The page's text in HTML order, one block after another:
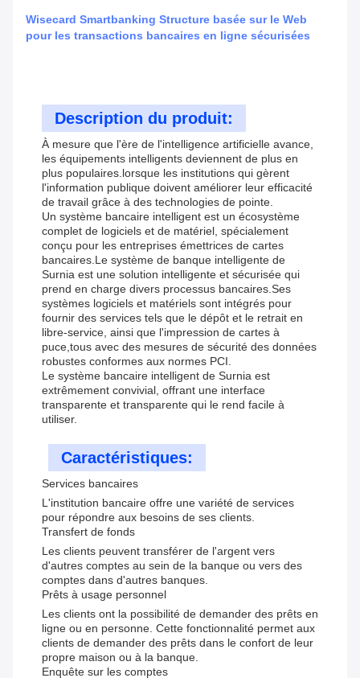
Wisecard Smartbanking Structure basée sur le Web
pour les transactions bancaires en ligne sécurisées
Description du produit:
À mesure que l'ère de l'intelligence artificielle avance,
les équipements intelligents deviennent de plus en
plus populaires.lorsque les institutions qui gèrent
l'information publique doivent améliorer leur efficacité
de travail grâce à des technologies de pointe.
Un système bancaire intelligent est un écosystème
complet de logiciels et de matériel, spécialement
conçu pour les entreprises émettrices de cartes
bancaires.Le système de banque intelligente de
Surnia est une solution intelligente et sécurisée qui
prend en charge divers processus bancaires.Ses
systèmes logiciels et matériels sont intégrés pour
fournir des services tels que le dépôt et le retrait en
libre-service, ainsi que l'impression de cartes à
puce,tous avec des mesures de sécurité des données
robustes conformes aux normes PCI.
Le système bancaire intelligent de Surnia est
extrêmement convivial, offrant une interface
transparente et transparente qui le rend facile à
utiliser.
Caractéristiques:
Services bancaires
L'institution bancaire offre une variété de services
pour répondre aux besoins de ses clients.
Transfert de fonds
Les clients peuvent transférer de l'argent vers
d'autres comptes au sein de la banque ou vers des
comptes dans d'autres banques.
Prêts à usage personnel
Les clients ont la possibilité de demander des prêts en
ligne ou en personne. Cette fonctionnalité permet aux
clients de demander des prêts dans le confort de leur
propre maison ou à la banque.
Enquête sur les comptes